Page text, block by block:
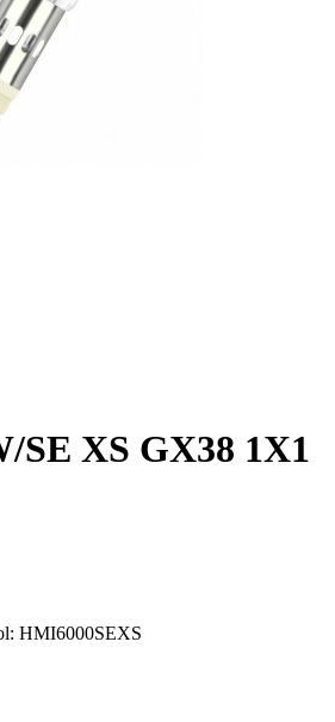
SE XS GX38 1X1
HMI6000SEXS